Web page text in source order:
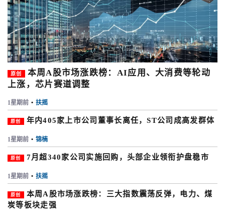
原创
本周A股市场涨跌榜：AI应用、大消费等轮动
上涨，芯片赛道调整
1星期前 • 扶摇
原创 年内405家上市公司董事长离任，ST公司成高发群体
1星期前 • 锦楠
原创 7月超340家公司实施回购，头部企业领衔护盘稳市
1星期前 • 扶摇
原创
本周A股市场涨跌榜：三大指数震荡反弹，电力、煤
炭等板块走强